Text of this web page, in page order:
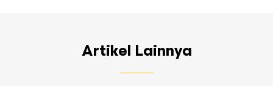
Artikel Lainnya